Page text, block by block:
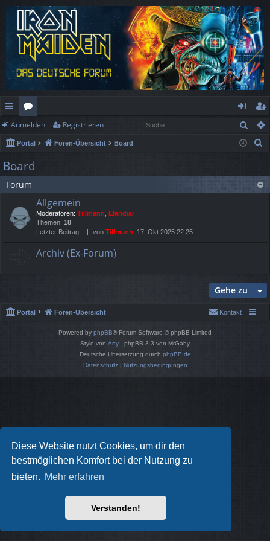
Diese Website nutzt Cookies, um dir den
bestmöglichen Komfort bei der Nutzung zu
bieten. Mehr erfahren
Verstanden!
ch
ne
llz
ug
or
en
n
m
eg
ist
re
Anmelden Registrieren
Portal Foren-Übersicht Board
e
Board
Forum
Allgemein
Moderatoren: Tillmann Elandiar
Themen: 18
Letzter Beitrag:
von Tillmann , 17. Okt 2025 22:25
Archiv (Ex-Forum)
Gehe zu
Portal Foren-Übersicht Kontakt
Powered by phpBB® Forum Software © phpBB Limited
Style von Arty - phpBB 3.3 von MrGaby
Deutsche Übersetzung durch phpBB.de
Datenschutz| Nutzungsbedingungen